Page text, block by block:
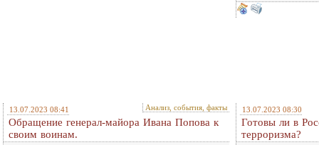
13.07.2023 08:41 Анализ, события, факты
Обращение генерал-майора Ивана Попова к
своим воинам.
13.07.2023 08:30
Готовы ли в
терроризма?